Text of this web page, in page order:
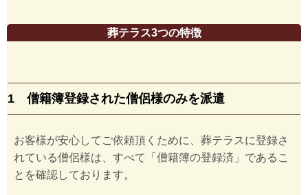
葬テラス3つの特徴
1 僧籍簿登録された僧侶様のみを派遣
お客様が安心してご依頼頂くために、葬テラスに登録さ
れている僧侶様は、すべて「僧籍簿の登録済」であるこ
とを確認しております。